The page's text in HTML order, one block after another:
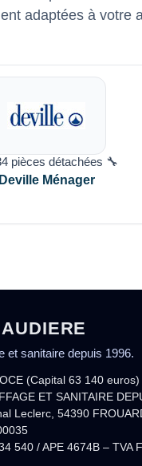
adaptées à votre
pièces détachées 🔧
Deville Ménager
et sanitaire depuis 1996.
(Capital 63 140 euros)
ET SANITAIRE
Leclerc, 54390
540 / APE 4674B – TVA